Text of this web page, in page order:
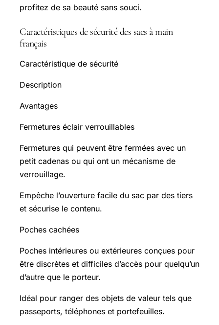
profitez de sa beauté sans souci.
Caractéristiques de sécurité des sacs à main
français
Caractéristique de sécurité
Description
Avantages
Fermetures éclair verrouillables
Fermetures qui peuvent être fermées avec un
petit cadenas ou qui ont un mécanisme de
verrouillage.
Empêche l’ouverture facile du sac par des tiers
et sécurise le contenu.
Poches cachées
Poches intérieures ou extérieures conçues pour
être discrètes et difficiles d’accès pour quelqu’un
d’autre que le porteur.
Idéal pour ranger des objets de valeur tels que
passeports, téléphones et portefeuilles.